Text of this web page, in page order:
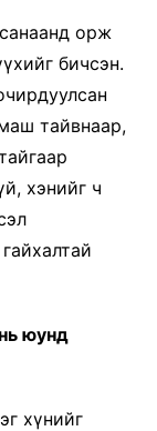
орж
бичсэн.
тайвнаар,
хэнийг ч
юунд
хүнийг